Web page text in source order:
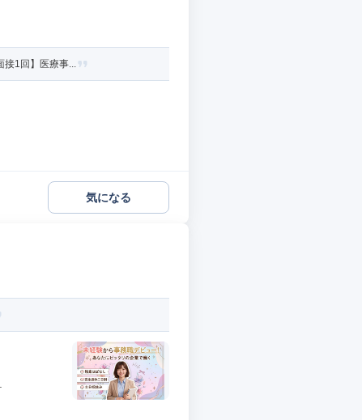
接1回】医療事...
気になる